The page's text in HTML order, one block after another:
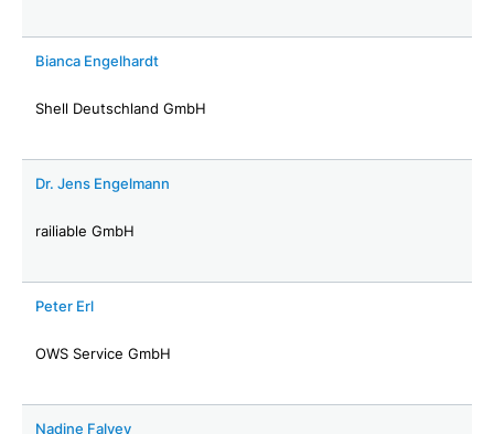
Bianca Engelhardt
Shell Deutschland GmbH
Dr. Jens Engelmann
railiable GmbH
Peter Erl
OWS Service GmbH
Nadine Falvey